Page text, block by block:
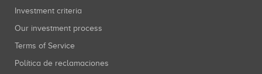
Investment criteria
Our investment process
Terms of Service
Política de reclamaciones